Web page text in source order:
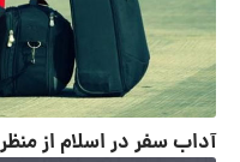
آداب سفر در اسلام از